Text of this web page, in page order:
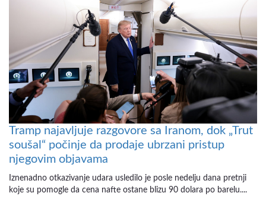
Tramp najavljuje razgovore sa Iranom, dok „Trut
soušal“ počinje da prodaje ubrzani pristup
njegovim objavama
Iznenadno otkazivanje udara usledilo je posle nedelju dana pretnji
koje su pomogle da cena nafte ostane blizu 90 dolara po barelu....